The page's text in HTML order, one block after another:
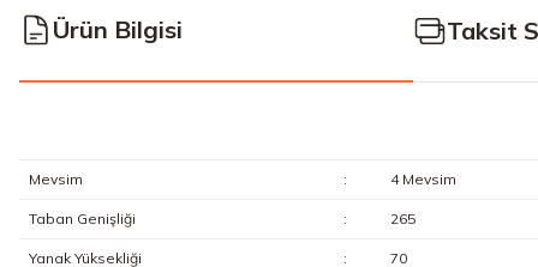
Ürün Bilgisi Taksit
Mevsim : 4 Mevsim
Taban Genişliği : 265
Yanak Yüksekliği : 70